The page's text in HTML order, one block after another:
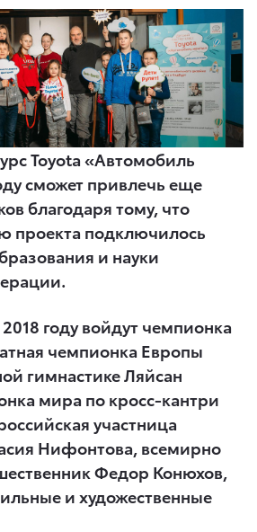
Toyota «Автомобиль
сможет привлечь еще
благодаря тому, что
проекта подключилось
и науки
году войдут чемпионка
чемпионка Европы
гимнастике Ляйсан
мира по кросс-кантри
участница
Нифонтова, всемирно
Федор Конюхов,
и художественные